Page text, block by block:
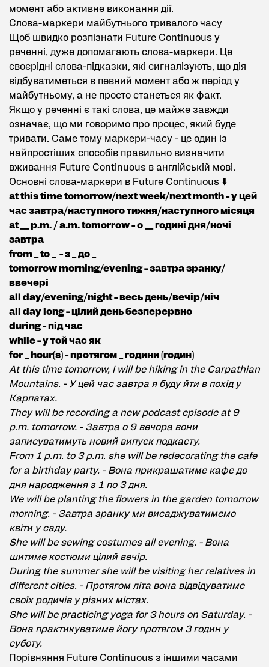
момент або активне виконання дії.
Слова-маркери майбутнього тривалого часу
Щоб швидко розпізнати Future Continuous у
реченні, дуже допомагають слова-маркери. Це
своєрідні слова-підказки, які сигналізують, що дія
відбуватиметься в певний момент або ж період у
майбутньому, а не просто станеться як факт.
Якщо у реченні є такі слова, це майже завжди
означає, що ми говоримо про процес, який буде
тривати. Саме тому маркери-часу - це один із
найпростіших способів правильно визначити
вживання Future Continuous в англійській мові.
Основні слова-маркери в Future Continuous ⬇️
at this time tomorrow/next week/next month - у цей
час завтра/наступного тижня/наступного місяця
at __ p.m. / a.m. tomorrow - о __ годині дня/ночі
завтра
from _ to _ - з _ до _
tomorrow morning/evening - завтра зранку/
ввечері
all day/evening/night - весь день/вечір/ніч
all day long - цілий день безперервно
during - під час
while - у той час як
for _ hour(s) - протягом _ години (годин)
At this time tomorrow, I will be hiking in the Carpathian
Mountains. - У цей час завтра я буду йти в похід у
Карпатах.
They will be recording a new podcast episode at 9
p.m. tomorrow. - Завтра о 9 вечора вони
записуватимуть новий випуск подкасту.
From 1 p.m. to 3 p.m. she will be redecorating the cafe
for a birthday party. - Вона прикрашатиме кафе до
дня народження з 1 по 3 дня.
We will be planting the flowers in the garden tomorrow
morning. - Завтра зранку ми висаджуватимемо
квіти у саду.
She will be sewing costumes all evening. - Вона
шитиме костюми цілий вечір.
During the summer she will be visiting her relatives in
different cities. - Протягом літа вона відвідуватиме
своїх родичів у різних містах.
She will be practicing yoga for 3 hours on Saturday. -
Вона практикуватиме йогу протягом 3 годин у
суботу.
Порівняння Future Continuous з іншими часами